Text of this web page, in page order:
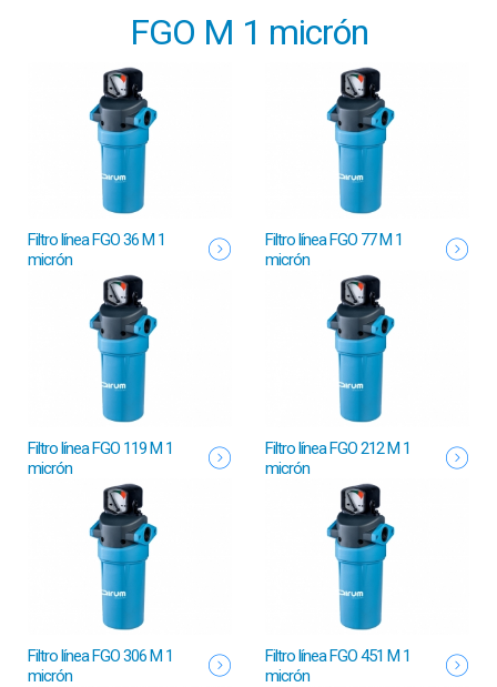
FGO M 1 micrón
Filtro línea FGO 36 M 1
micrón
Filtro línea FGO 77 M 1
micrón
Filtro línea FGO 119 M 1
micrón
Filtro línea FGO 212 M 1
micrón
Filtro línea FGO 306 M 1
micrón
Filtro línea FGO 451 M 1
micrón